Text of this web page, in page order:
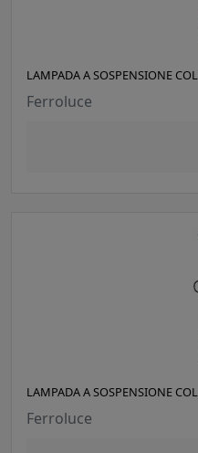
LAMPADA A SOSPENSIONE
Ferroluce
LAMPADA A SOSPENSIONE
Ferroluce